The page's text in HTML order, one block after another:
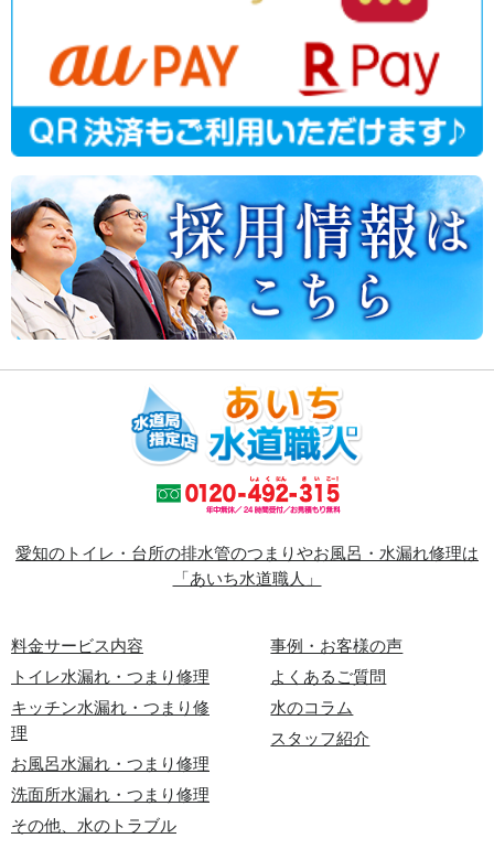
愛知のトイレ・台所の排水管のつまりやお風呂・水漏れ修理は
「あいち水道職人」
料金サービス内容
トイレ水漏れ・つまり修理
キッチン水漏れ・つまり修
理
お風呂水漏れ・つまり修理
洗面所水漏れ・つまり修理
その他、水のトラブル
事例・お客様の声
よくあるご質問
水のコラム
スタッフ紹介